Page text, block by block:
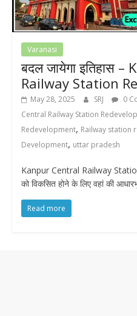
Varanasi
बदल जायेगा इतिहास
Railway Station
May 28, 2025 SRJ 0
Central Railway Station
Redevelopment, Railway station
Development, uttar pradesh
Kanpur Central Railway
को विकसित होने के लिए वहां की
Read more